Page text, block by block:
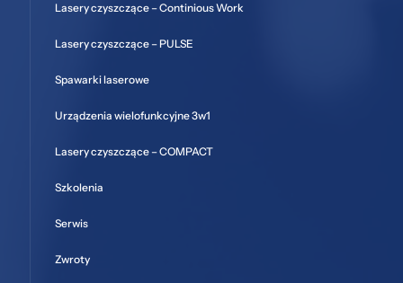
Lasery czyszczące – Continious Work
Lasery czyszczące – PULSE
Spawarki laserowe
Urządzenia wielofunkcyjne 3w1
Lasery czyszczące – COMPACT
Szkolenia
Serwis
Zwroty